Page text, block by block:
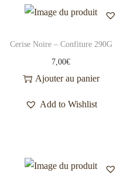
Cerise Noire – Confiture 290G
7,00€
Ajouter au panier
Add to Wishlist